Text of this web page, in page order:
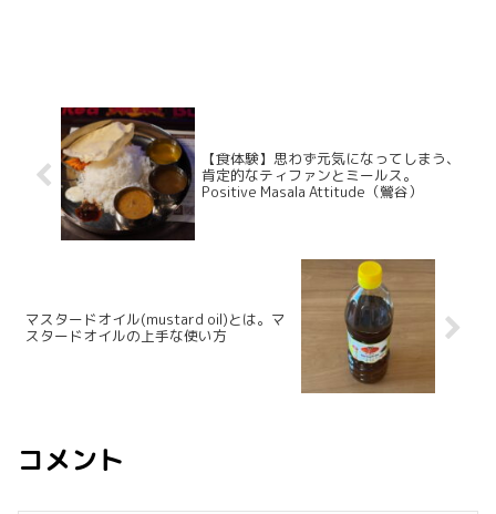
【食体験】思わず元気になってしまう、
肯定的なティファンとミールス。
Positive Masala Attitude（鶯谷）
マスタードオイル(mustard oil)とは。マ
スタードオイルの上手な使い方
コメント